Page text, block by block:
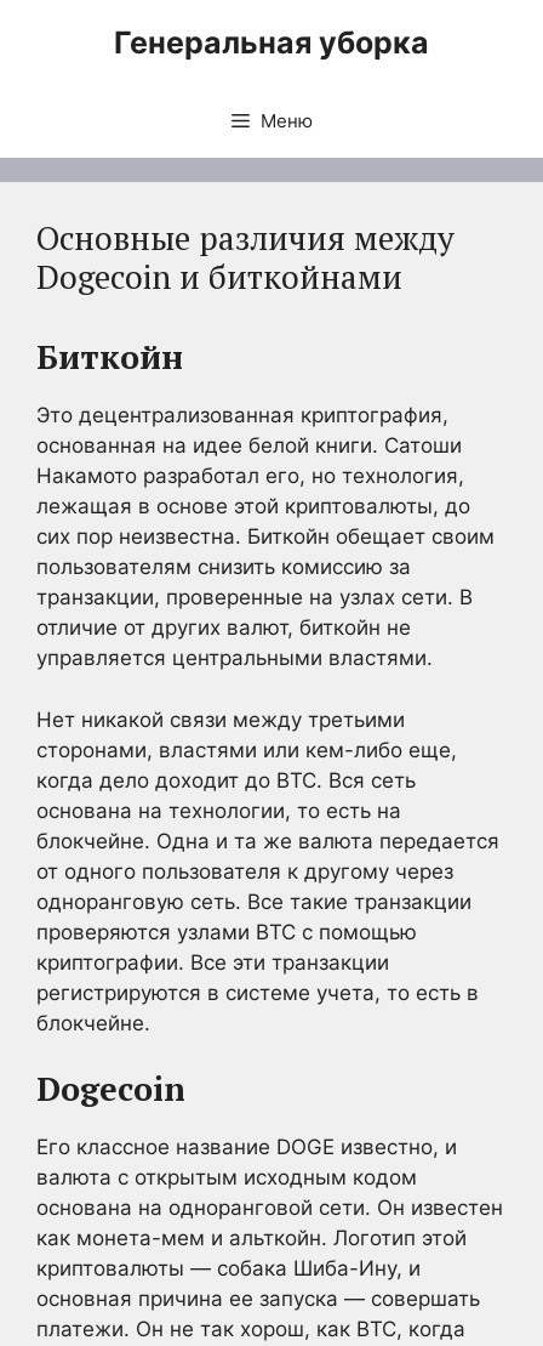
Генеральная уборка
Меню
Основные различия между
Dogecoin и биткойнами
Биткойн
Это децентрализованная криптография,
основанная на идее белой книги. Сатоши
Накамото разработал его, но технология,
лежащая в основе этой криптовалюты, до
сих пор неизвестна. Биткойн обещает своим
пользователям снизить комиссию за
транзакции, проверенные на узлах сети. В
отличие от других валют, биткойн не
управляется центральными властями.
Нет никакой связи между третьими
сторонами, властями или кем-либо еще,
когда дело доходит до BTC. Вся сеть
основана на технологии, то есть на
блокчейне. Одна и та же валюта передается
от одного пользователя к другому через
одноранговую сеть. Все такие транзакции
проверяются узлами BTC с помощью
криптографии. Все эти транзакции
регистрируются в системе учета, то есть в
блокчейне.
Dogecoin
Его классное название DOGE известно, и
валюта с открытым исходным кодом
основана на одноранговой сети. Он известен
как монета-мем и альткойн. Логотип этой
криптовалюты — собака Шиба-Ину, и
основная причина ее запуска — совершать
платежи. Он не так хорош, как BTC, когда